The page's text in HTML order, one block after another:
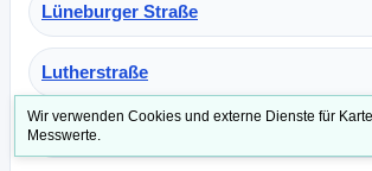
Lüneburger Straße
Lutherstraße
Luzerner Straße
Wir verwenden Cookies und externe Dienste für
Messwerte.